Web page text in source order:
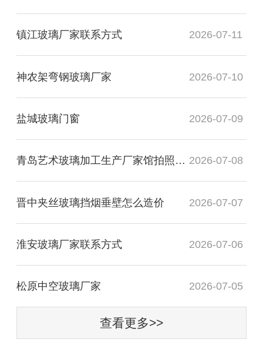
镇江玻璃厂家联系方式 2026-07-11
神农架弯钢玻璃厂家 2026-07-10
盐城玻璃门窗 2026-07-09
青岛艺术玻璃加工生产厂家馆拍照多少钱 2026-07-08
晋中夹丝玻璃挡烟垂壁怎么造价 2026-07-07
淮安玻璃厂家联系方式 2026-07-06
松原中空玻璃厂家 2026-07-05
查看更多>>